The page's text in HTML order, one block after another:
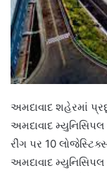
અમદાવાદ શહેરમાં
અમદાવાદ
રીંગ પર 10
અમદાવાદ